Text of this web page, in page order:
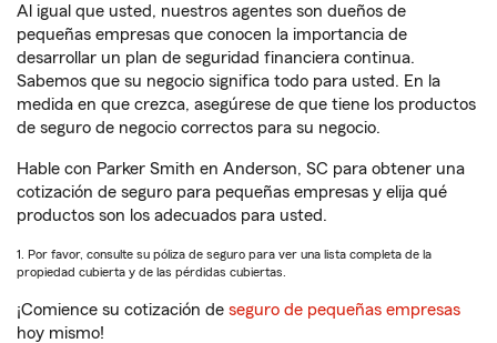
Al igual que usted, nuestros agentes son dueños de
pequeñas empresas que conocen la importancia de
desarrollar un plan de seguridad financiera continua.
Sabemos que su negocio significa todo para usted. En la
medida en que crezca, asegúrese de que tiene los productos
de seguro de negocio correctos para su negocio.
Hable con Parker Smith en Anderson, SC para obtener una
cotización de seguro para pequeñas empresas y elija qué
productos son los adecuados para usted.
1. Por favor, consulte su póliza de seguro para ver una lista completa de la
propiedad cubierta y de las pérdidas cubiertas.
¡Comience su cotización de seguro de pequeñas empresas
hoy mismo!